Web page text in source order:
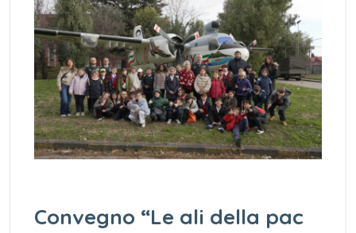
Convegno “Le ali della pac